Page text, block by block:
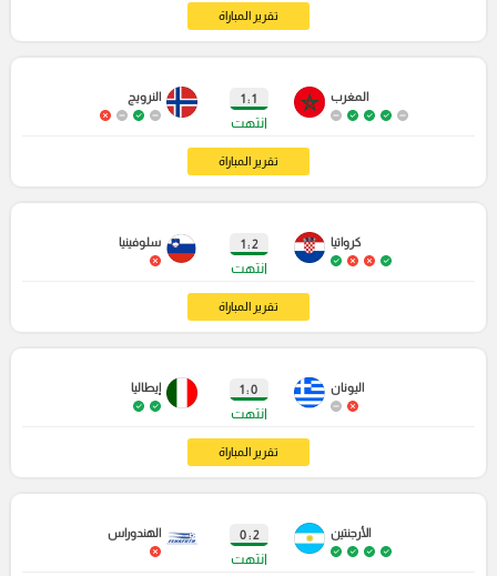
تقرير المباراة
المغرب 1 : 1
انتهت
النرويج
تقرير المباراة
كرواتيا 2 : 1
انتهت
سلوفينيا
تقرير المباراة
اليونان 0 : 1
انتهت
إيطاليا
تقرير المباراة
الأرجنتين 2 : 0
انتهت
الهندوراس